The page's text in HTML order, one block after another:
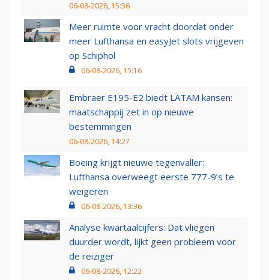
06-08-2026, 15:56
Meer ruimte voor vracht doordat onder
meer Lufthansa en easyJet slots vrijgeven
op Schiphol
06-08-2026, 15:16
Embraer E195-E2 biedt LATAM kansen:
maatschappij zet in op nieuwe
bestemmingen
06-08-2026, 14:27
Boeing krijgt nieuwe tegenvaller:
Lufthansa overweegt eerste 777-9’s te
weigeren
06-08-2026, 13:36
Analyse kwartaalcijfers: Dat vliegen
duurder wordt, lijkt geen probleem voor
de reiziger
06-08-2026, 12:22